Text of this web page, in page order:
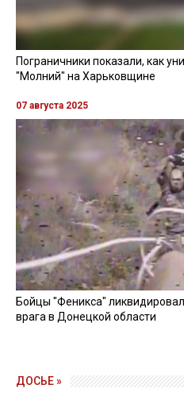
Пограничники показали, как
"Молний" на Харьковщине
07 августа 2025
Бойцы "Феникса"
врага в Донецкой области
ДОСЬЕ »